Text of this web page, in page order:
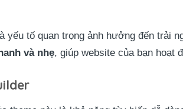
yếu tố quan trọng ảnh hưởng đến trải
và nhẹ, giúp website của bạn hoạt